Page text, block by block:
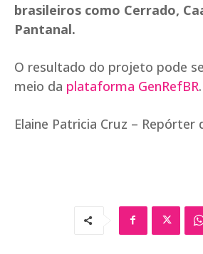
brasileiros como Cerrado,
Pantanal.
O resultado do projeto pode
meio da plataforma GenRefBR.
Elaine Patricia Cruz – Repórter